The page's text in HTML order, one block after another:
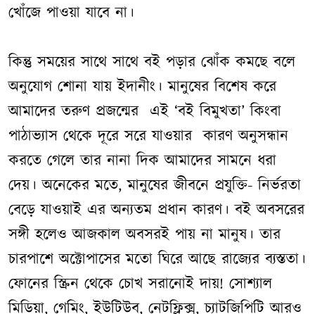
খোঁজে পাওয়া যাবে না।
কিন্তু সময়ের সাথে সাথে বই পড়ার ঝোঁক কমছে বলে
অনুযোগ শোনা যায় ইদানীং। মানুষের বিশেষ করে
আমাদের তরুণ প্রজন্মের এই ‘বই বিমুখতা’ কিংবা
পাঠাভ্যাস থেকে দূরে সরে যাওয়ার কারণ অনুসন্ধান
করতে গেলে তার নানা দিক আমাদের সামনে ধরা
দেয়। অনেকের মতে, মানুষের জীবনে প্রযুক্তি- নির্ভরতা
বেড়ে যাওয়াই এর অন্যতম প্রধান কারণ। বই অবসরের
সঙ্গী হলেও আজকাল অবসরই পায় না মানুষ। তার
চারপাশে অক্টোপাসের মতো ঘিরে আছে রাজ্যের ব্যস্ততা।
ফোনের স্ক্রিন থেকে চোখ সরানোই দায়! সোশ্যাল
মিডিয়া, গেমিং, ইউটিউব, নেটফ্লিক্স, চ্যাটজিপিটি আরও